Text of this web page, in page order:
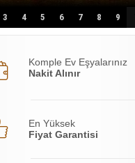
3 4 5 6 7 8 9
Komple Ev Eşyalarınız
Nakit Alınır
En Yüksek
Fiyat Garantisi